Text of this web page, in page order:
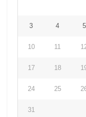
3 4 5
10 11
17 18
24 25
31